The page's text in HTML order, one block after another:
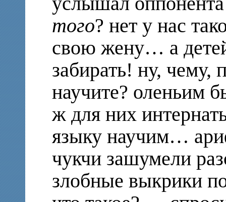
того? нет у нас
свою жену… а
забирать! ну, чему,
научите? оленьим
ж для них
языку научим…
чукчи зашумели
злобные выкрики